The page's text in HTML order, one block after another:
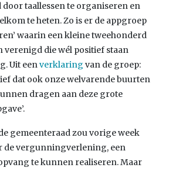
taallessen te organiseren en
te heten. Zo is er de appgroep
waarin een kleine tweehonderd
verenigd die wél positief staan
Uit eenverklaring van de groep:
dat ook onze welvarende buurten
dragen aan deze grote
gemeenteraad zou vorige week
de vergunningverlening, een
te kunnen realiseren. Maar